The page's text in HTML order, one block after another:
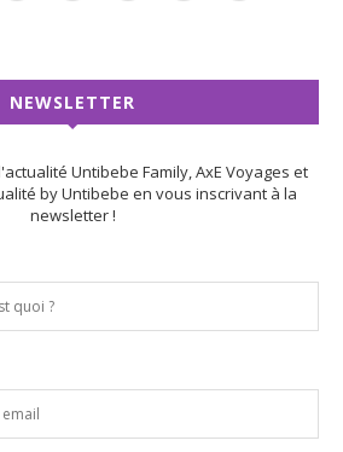
NEWSLETTER
Untibebe Family, AxE Voyages et
by Untibebe en vous inscrivant à la
newsletter !